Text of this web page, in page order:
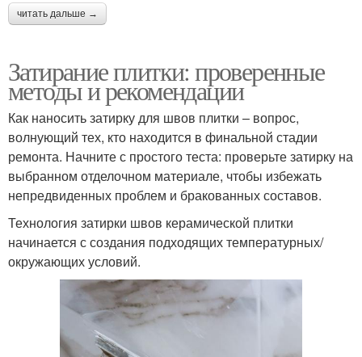
читать дальше →
Затирание плитки: проверенные
методы и рекомендации
Как наносить затирку для швов плитки – вопрос,
волнующий тех, кто находится в финальной стадии
ремонта. Начните с простого теста: проверьте затирку на
выбранном отделочном материале, чтобы избежать
непредвиденных проблем и бракованных составов.
Технология затирки швов керамической плитки
начинается с создания подходящих температурных/
окружающих условий.